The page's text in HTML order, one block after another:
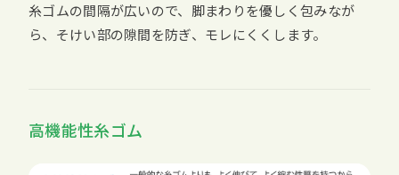
糸ゴムの間隔が広いので、脚まわりを優しく包みなが
ら、そけい部の隙間を防ぎ、モレにくくします。
高機能性糸ゴム